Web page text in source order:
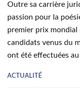
Outre sa carrière
passion pour la
premier prix mondial
candidats venus du
ont été effectuées au
C
ACTUALITÉ